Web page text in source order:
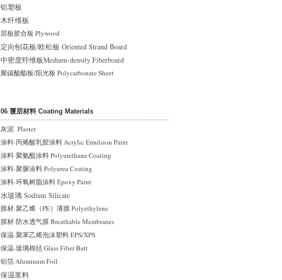
铝塑板
木纤维板
层板胶合板 Plywood
定向刨花板/欧松板 Oriented Strand Board
中密度纤维板Medium-density Fiberboard
聚碳酸酯板/阳光板 Polycarbonate Sheet
06 覆层材料 Coating Materials
灰泥 Plaster
涂料·丙烯酸乳胶涂料 Acrylic Emulsion Paint
涂料·聚氨酯涂料 Polyurethane Coating
涂料·聚脲涂料 Polyurea Coating
涂料·环氧树脂涂料 Epoxy Paint
水玻璃 Sodium Silicate
膜材·聚乙烯（PE）薄膜 Polyethylene
膜材·防水透气膜 Breathable Membranes
保温·聚苯乙烯泡沫塑料 EPS/XPS
保温·玻璃棉毡 Glass Fiber Batt
铝箔 Aluminum Foil
保温浆料